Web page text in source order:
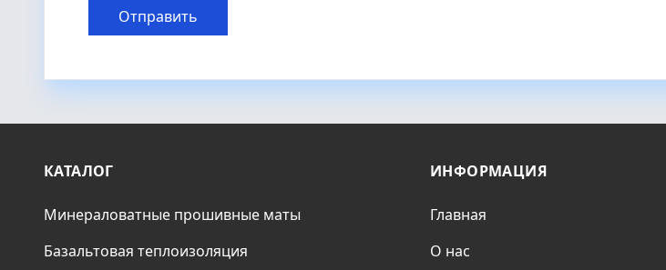
Отправить
КАТАЛОГ
Минераловатные прошивные маты
Базальтовая теплоизоляция
ИНФОРМАЦИЯ
Главная
О нас